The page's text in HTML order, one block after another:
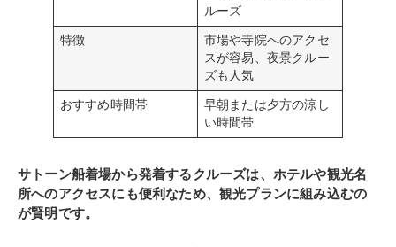
ルーズ
特徴
市場や寺院へのアクセ
スが容易、夜景クルー
ズも人気
おすすめ時間帯
早朝または夕方の涼し
い時間帯
サトーン船着場から発着するクルーズは、ホテルや観光名
所へのアクセスにも便利なため、観光プランに組み込むの
が賢明です。